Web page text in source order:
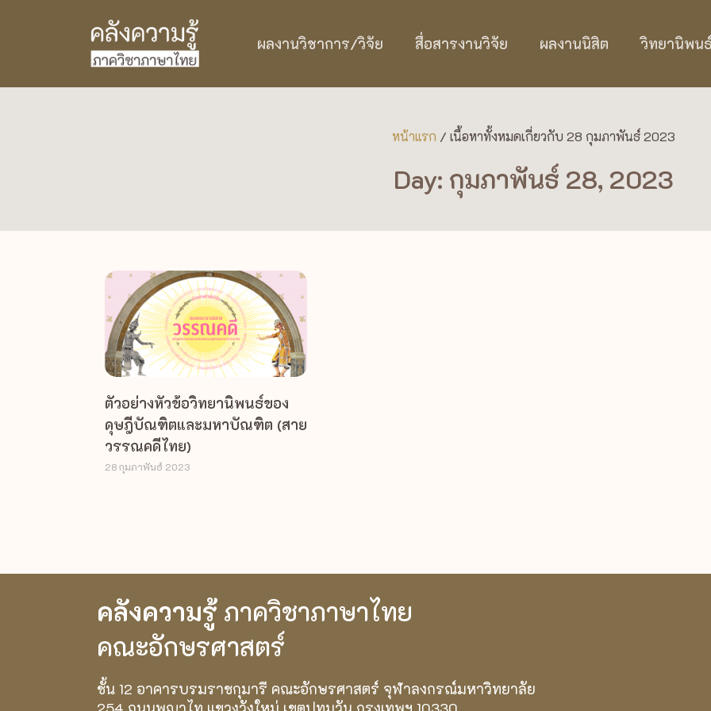
ผลงานวิชาการ/วิจัย สื่อสารงานวิจัย ผลงานนิสิต วิทยานิพน
หน้าแรก / เนื้อหาทั้งหมดเกี่ยวกับ 28 กุมภาพันธ์ 2023
Day: กุมภาพันธ์ 28, 2023
ตัวอย่างหัวข้อวิทยานิพนธ์ของ
ดุษฎีบัณฑิตและมหาบัณฑิต (สาย
วรรณคดีไทย)
28 กุมภาพันธ์ 2023
คลังความรู้ ภาควิชาภาษาไทย
คณะอักษรศาสตร์
ชั้น 12 อาคารบรมราชกุมารี คณะอักษรศาสตร์ จุฬาลงกรณ์มหาวิทยาลัย